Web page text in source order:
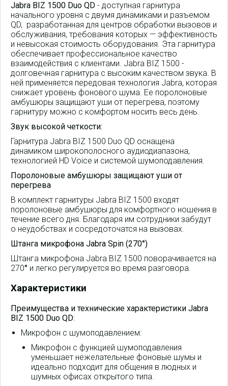
Jabra BIZ 1500 Duo QD - доступная гарнитура
начального уровня с двумя динамиками и разъемом
QD, разработанная для центров обработки вызовов и
обслуживания, требования которых — эффективность
и невысокая стоимость оборудования. Эта гарнитура
обеспечивает профессиональное качество
взаимодействия с клиентами. Jabra BIZ 1500 -
долговечная гарнитура с высоким качеством звука. В
ней применяется передовая технология Jabra, которая
снижает уровень фонового шума. Ее поролоновые
амбушюры защищают уши от перегрева, поэтому
гарнитуру можно с комфортом носить весь день.
Звук высокой четкости:
Гарнитура Jabra BIZ 1500 Duo QD оснащена
динамиком широкополосного аудиодиапазона,
технологией HD Voice и системой шумоподавления.
Поролоновые амбушюры защищают уши от
перегрева
В комплект гарнитуры Jabra BIZ 1500 входят
поролоновые амбушюры для комфортного ношения в
течение всего дня. Благодаря им сотрудники забудут
о неудобствах и сосредоточатся на вызовах.
Штанга микрофона Jabra Spin (270°)
Штанга микрофона Jabra BIZ 1500 поворачивается на
270° и легко регулируется во время разговора.
Характеристики
Преимущества и технические характеристики Jabra
BIZ 1500 Duo QD:
Микрофон с шумоподавлением:
Микрофон с функцией шумоподавления
уменьшает нежелательные фоновые шумы и
идеально подходит для общения в людных и
шумных офисах открытого типа.